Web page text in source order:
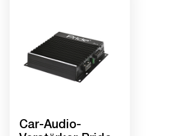
Car-Audio-